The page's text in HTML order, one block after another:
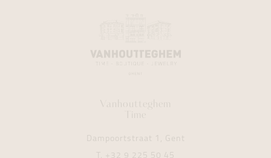
Vanhoutteghem
Time
Dampoortstraat 1, Gent
T. +32 9 225 50 45